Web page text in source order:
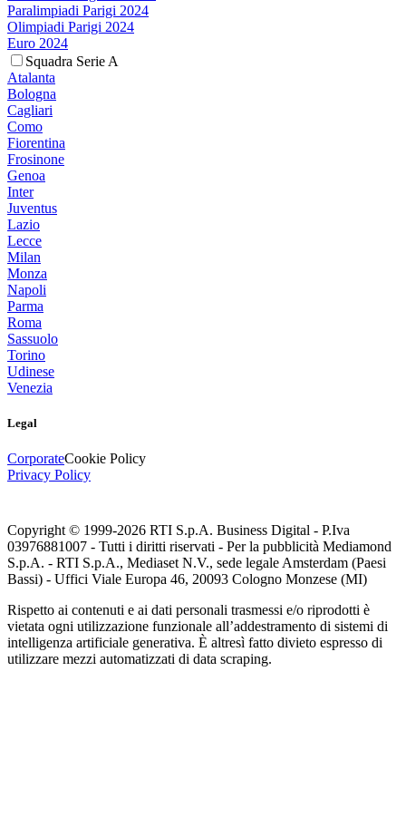
Paralimpiadi Parigi 2024
Olimpiadi Parigi 2024
Euro 2024
Squadra Serie A
Atalanta
Bologna
Cagliari
Como
Fiorentina
Frosinone
Genoa
Inter
Juventus
Lazio
Lecce
Milan
Monza
Napoli
Parma
Roma
Sassuolo
Torino
Udinese
Venezia
Legal
CorporateCookie Policy
Privacy Policy
Copyright © 1999-2026 RTI S.p.A. Business Digital - P.Iva
03976881007 - Tutti i diritti riservati - Per la pubblicità Mediamond
S.p.A. - RTI S.p.A., Mediaset N.V., sede legale Amsterdam (Paesi
Bassi) - Uffici Viale Europa 46, 20093 Cologno Monzese (MI)
Rispetto ai contenuti e ai dati personali trasmessi e/o riprodotti è
vietata ogni utilizzazione funzionale all’addestramento di sistemi di
intelligenza artificiale generativa. È altresì fatto divieto espresso di
utilizzare mezzi automatizzati di data scraping.